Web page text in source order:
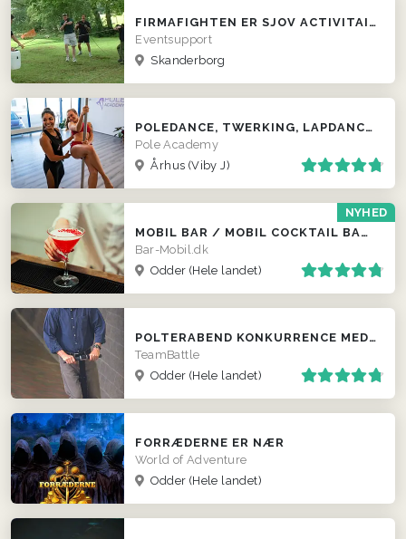
FIRMAFIGHTEN ER SJOV ACTIVITAINMENT FOR FIRMAER
Eventsupport
Skanderborg
POLEDANCE, TWERKING, LAPDANCE M.M. – HOS OS ELLER VI KOMMER TIL JER
Pole Academy
Århus (Viby J)
NYHED
MOBIL BAR / MOBIL COCKTAIL BAR / FADØLS TRAILER
Bar-Mobil.dk
Odder (Hele landet)
POLTERABEND KONKURRENCE MED SEGWAY
TeamBattle
Odder (Hele landet)
FORRÆDERNE ER NÆR
World of Adventure
Odder (Hele landet)